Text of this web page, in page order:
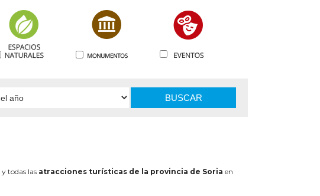
BUSCAR
y todas las atracciones turísticas de la provincia de Soria en